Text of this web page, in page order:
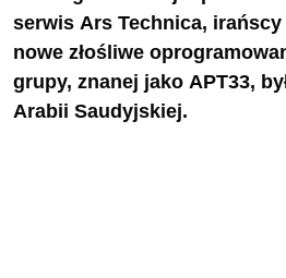
serwis Ars Technica,
nowe złośliwe
grupy, znanej jako APT33,
Arabii Saudyjskiej.